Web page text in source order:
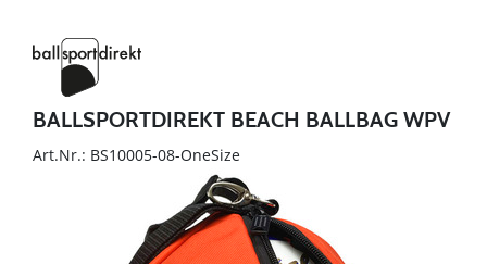
BALLSPORTDIREKT BEACH BALLBAG WPV
Art.Nr.: BS10005-08-OneSize